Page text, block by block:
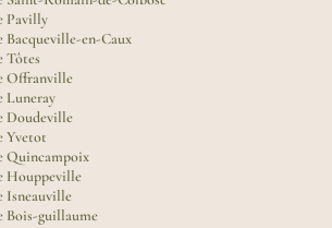
Pavilly
en-Caux
Tôtes
Offranville
Luneray
Doudeville
Yvetot
Quincampoix
Houppeville
Isneauville
Bois-guillaume